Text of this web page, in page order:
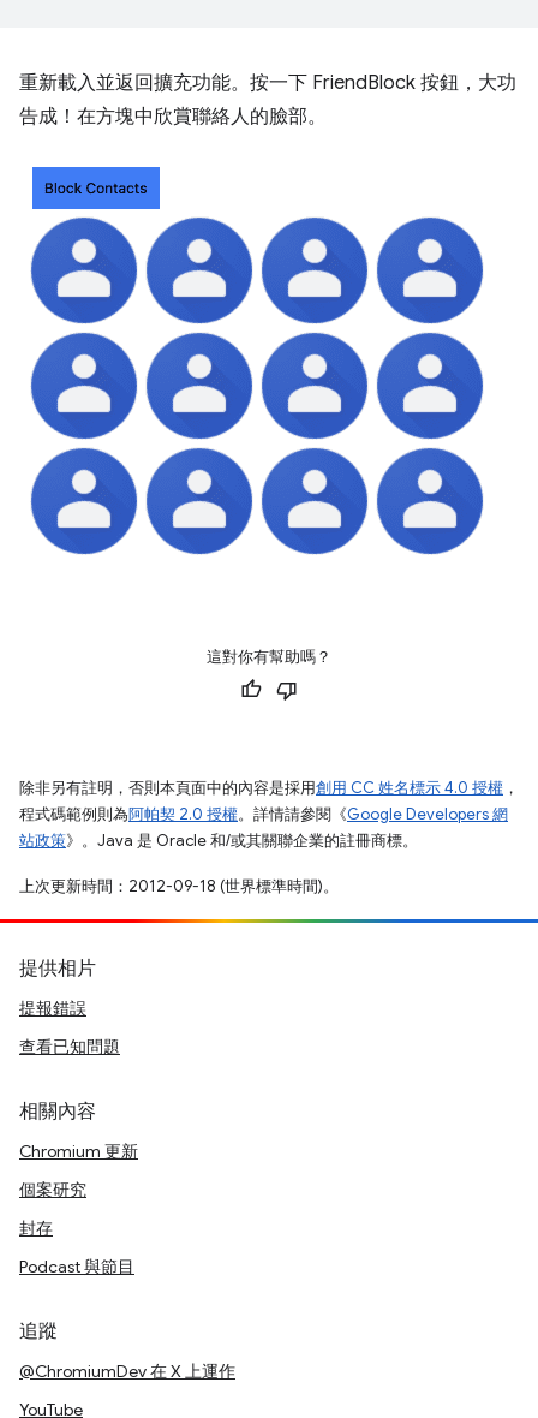
重新載入並返回擴充功能。按一下 FriendBlock 按鈕，大功
告成！在方塊中欣賞聯絡人的臉部。
這對你有幫助嗎？
除非另有註明，否則本頁面中的內容是採用創用 CC 姓名標示 4.0 授權 ，
程式碼範例則為阿帕契 2.0 授權。詳情請參閱《Google Developers 網
站政策》。Java 是 Oracle 和/或其關聯企業的註冊商標。
上次更新時間：2012-09-18 (世界標準時間)。
提供相片
提報錯誤
查看已知問題
相關內容
Chromium 更新
個案研究
封存
Podcast 與節目
追蹤
@ChromiumDev 在 X 上運作
YouTube